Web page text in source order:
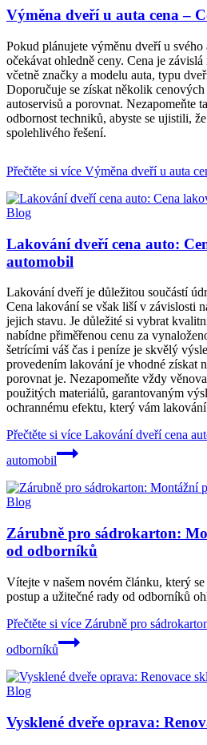
Výměna dveří u auta cena –
Pokud plánujete výměnu dveří u svého
očekávat ohledně ceny. Cena je
včetně značky a modelu auta, typu
Doporučuje se získat několik
autoservisů a porovnat. Nezapomeňte
odbornost techniků, abyste se ujistili,
spolehlivého řešení.
Přečtěte si více Výměna dveří u auta
Blog
Lakování dveří cena auto:
automobil
Lakování dveří je důležitou součástí
Cena lakování se však liší v závislosti
jejich stavu. Je důležité si vybrat
nabídne přiměřenou cenu za
šetrícími váš čas i peníze je skvělý
provedením lakování je vhodné získat
porovnat je. Nezapomeňte vždy
použitých materiálů, garantovaným
ochrannému efektu, který vám
Přečtěte si více Lakování dveří cena
automobil
Blog
Zárubně pro sádrokarton:
od odborníků
Vítejte v našem novém článku, který
postup a užitečné rady od odborníků
Přečtěte si více Zárubně pro
odborníků
Blog
Vysklené dveře oprava: